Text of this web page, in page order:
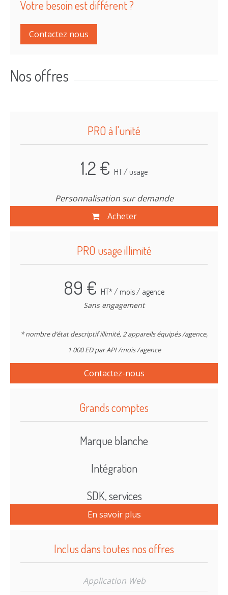
Votre besoin est différent ?
Contactez nous
Nos offres
PRO à l'unité
1.2 € HT / usage
Personnalisation sur demande
Acheter
PRO usage illimité
89 € HT* / mois / agence
Sans engagement
* nombre d’état descriptif illimité, 2 appareils équipés /agence,
1 000 ED par API /mois /agence
Prix dégressifs
Contactez-nous
Grands comptes
Marque blanche
Intégration
SDK, services
En savoir plus
Inclus dans toutes nos offres
Application Web